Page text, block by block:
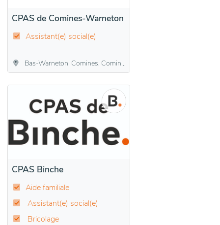
CPAS de Comines-Warneton
Assistant(e) social(e)
Bas-Warneton, Comines, Comines-Warneton, Warneton
CPAS Binche
Aide familiale
Assistant(e) social(e)
Bricolage